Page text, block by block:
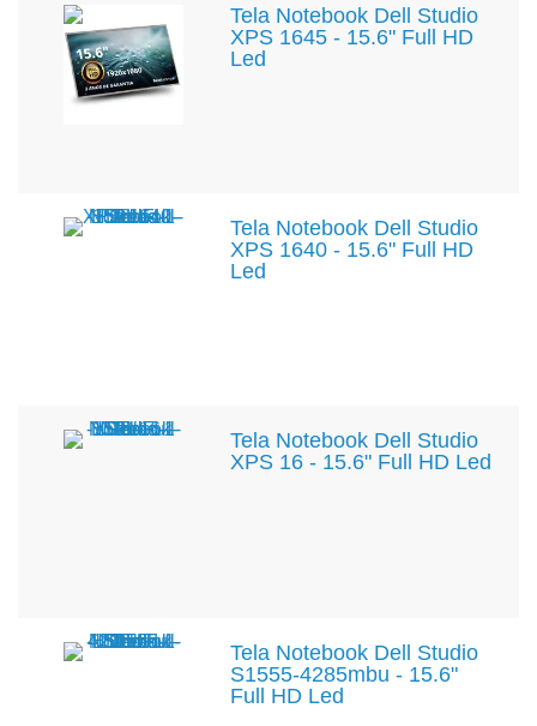
Tela Notebook Dell Studio
XPS 1645 - 15.6" Full HD
Led
Tela Notebook Dell Studio
XPS 1640 - 15.6" Full HD
Led
Tela Notebook Dell Studio
XPS 16 - 15.6" Full HD Led
Tela Notebook Dell Studio
S1555-4285mbu - 15.6"
Full HD Led